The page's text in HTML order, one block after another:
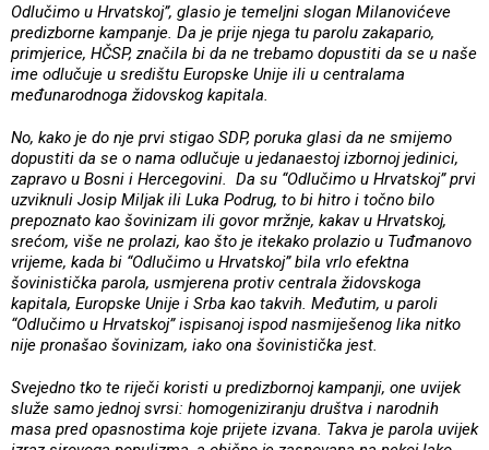
Odlučimo u Hrvatskoj”, glasio je temeljni slogan Milanovićeve
predizborne kampanje. Da je prije njega tu parolu zakapario,
primjerice, HČSP, značila bi da ne trebamo dopustiti da se u naše
ime odlučuje u središtu Europske Unije ili u centralama
međunarodnoga židovskog kapitala.
No, kako je do nje prvi stigao SDP, poruka glasi da ne smijemo
dopustiti da se o nama odlučuje u jedanaestoj izbornoj jedinici,
zapravo u Bosni i Hercegovini. Da su “Odlučimo u Hrvatskoj” prvi
uzviknuli Josip Miljak ili Luka Podrug, to bi hitro i točno bilo
prepoznato kao šovinizam ili govor mržnje, kakav u Hrvatskoj,
srećom, više ne prolazi, kao što je itekako prolazio u Tuđmanovo
vrijeme, kada bi “Odlučimo u Hrvatskoj” bila vrlo efektna
šovinistička parola, usmjerena protiv centrala židovskoga
kapitala, Europske Unije i Srba kao takvih. Međutim, u paroli
“Odlučimo u Hrvatskoj” ispisanoj ispod nasmiješenog lika nitko
nije pronašao šovinizam, iako ona šovinistička jest.
Svejedno tko te riječi koristi u predizbornoj kampanji, one uvijek
služe samo jednoj svrsi: homogeniziranju društva i narodnih
masa pred opasnostima koje prijete izvana. Takva je parola uvijek